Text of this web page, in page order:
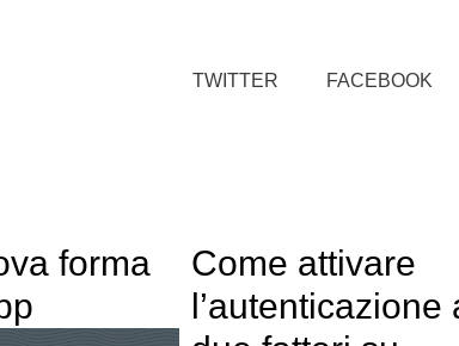
TWITTER FACEBOOK
forma
Come attivare
l’autenticazione